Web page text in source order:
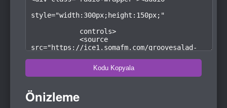
Kodu Kopyala
Önizleme